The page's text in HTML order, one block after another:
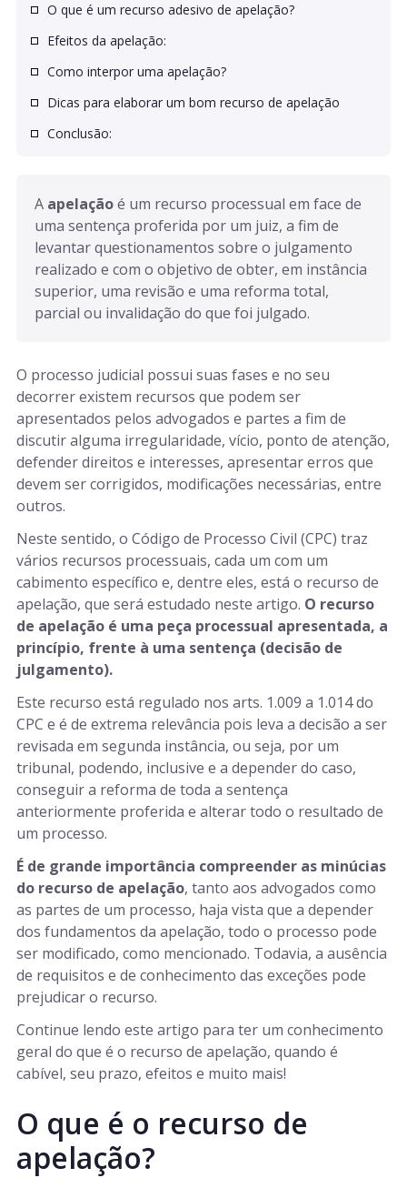
O que é um recurso adesivo de apelação?
Efeitos da apelação:
Como interpor uma apelação?
Dicas para elaborar um bom recurso de apelação
Conclusão:
A apelação é um recurso processual em face de
uma sentença proferida por um juiz, a fim de
levantar questionamentos sobre o julgamento
realizado e com o objetivo de obter, em instância
superior, uma revisão e uma reforma total,
parcial ou invalidação do que foi julgado.
O processo judicial possui suas fases e no seu
decorrer existem recursos que podem ser
apresentados pelos advogados e partes a fim de
discutir alguma irregularidade, vício, ponto de atenção,
defender direitos e interesses, apresentar erros que
devem ser corrigidos, modificações necessárias, entre
outros.
Neste sentido, o Código de Processo Civil (CPC) traz
vários recursos processuais, cada um com um
cabimento específico e, dentre eles, está o recurso de
apelação, que será estudado neste artigo. O recurso
de apelação é uma peça processual apresentada, a
princípio, frente à uma sentença (decisão de
julgamento).
Este recurso está regulado nos arts. 1.009 a 1.014 do
CPC e é de extrema relevância pois leva a decisão a ser
revisada em segunda instância, ou seja, por um
tribunal, podendo, inclusive e a depender do caso,
conseguir a reforma de toda a sentença
anteriormente proferida e alterar todo o resultado de
um processo.
É de grande importância compreender as minúcias
do recurso de apelação, tanto aos advogados como
as partes de um processo, haja vista que a depender
dos fundamentos da apelação, todo o processo pode
ser modificado, como mencionado. Todavia, a ausência
de requisitos e de conhecimento das exceções pode
prejudicar o recurso.
Continue lendo este artigo para ter um conhecimento
geral do que é o recurso de apelação, quando é
cabível, seu prazo, efeitos e muito mais!
O que é o recurso de
apelação?